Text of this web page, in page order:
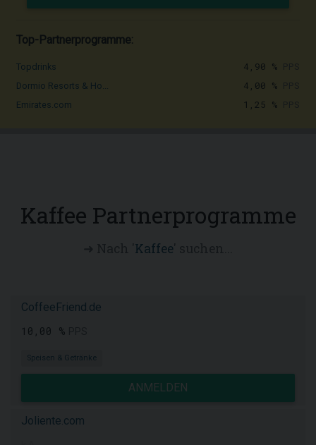
Top-Partnerprogramme:
Topdrinks 4,90 %
Dormio Resorts & Ho... 4,00 %
Emirates.com 1,25 %
Kaffee Partnerprogramme
Kaffee
CoffeeFriend.de
10,00 %
Speisen & Getränke
ANMELDEN
Joliente.com